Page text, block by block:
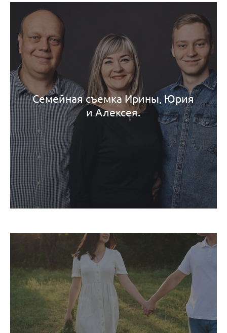
Семейная съемка Ирины, Юрия
и Алексея.